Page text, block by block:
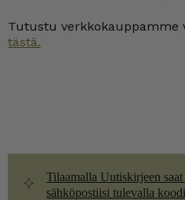
Tutustu verkkokauppamme
tästä.
Tilaamalla Uutiskirjeen
sähköpostiisi tulevalla